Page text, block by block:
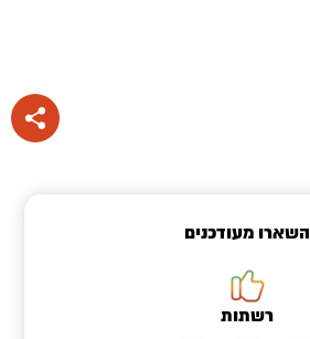
השארו מעודכנים
רשתות